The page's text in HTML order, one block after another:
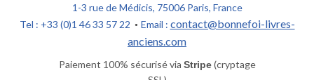
1-3 rue de Médicis, 75006 Paris, France
Tel : +33 (0)1 46 33 57 22 • Email : contact@bonnefoi-livres-
anciens.com
Paiement 100% sécurisé via Stripe(cryptage